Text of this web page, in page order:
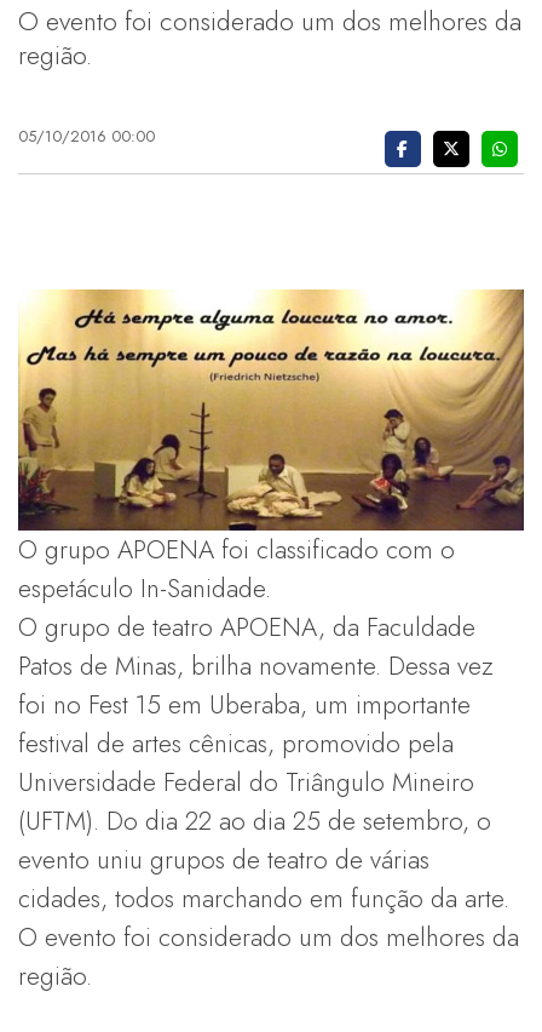
O evento foi considerado um dos melhores da
região.
05/10/2016 00:00
O grupo APOENA foi classificado com o
espetáculo In-Sanidade.
O grupo de teatro APOENA, da Faculdade
Patos de Minas, brilha novamente. Dessa vez
foi no Fest 15 em Uberaba, um importante
festival de artes cênicas, promovido pela
Universidade Federal do Triângulo Mineiro
(UFTM). Do dia 22 ao dia 25 de setembro, o
evento uniu grupos de teatro de várias
cidades, todos marchando em função da arte.
O evento foi considerado um dos melhores da
região.